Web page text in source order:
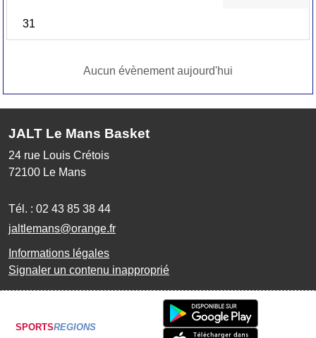
31
Aucun évènement aujourd'hui
JALT Le Mans Basket
24 rue Louis Crétois
72100 Le Mans
Tél. : 02 43 85 38 44
jaltlemans@orange.fr
Informations légales
Signaler un contenu inapproprié
SPORTSREGIONS